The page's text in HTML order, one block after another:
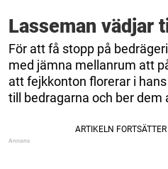
Lasseman vädjar
För att få stopp på
med jämna mellanrum att
att fejkkonton florerar i
till bedragarna och ber dem